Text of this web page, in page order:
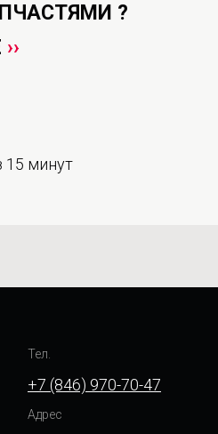
?
››
15 минут
Тел.
+7 (846) 970-70-47
Адрес